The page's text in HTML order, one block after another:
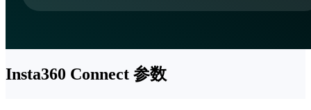
湿度
Insta360 Connect 参数